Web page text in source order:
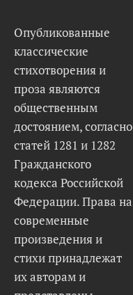
Опубликованные
классические
стихотворения и
проза являются
общественным
достоянием, согласно
статей 1281 и 1282
Гражданского
кодекса Российской
Федерации. Права на
современные
произведения и
стихи принадлежат
их авторам и